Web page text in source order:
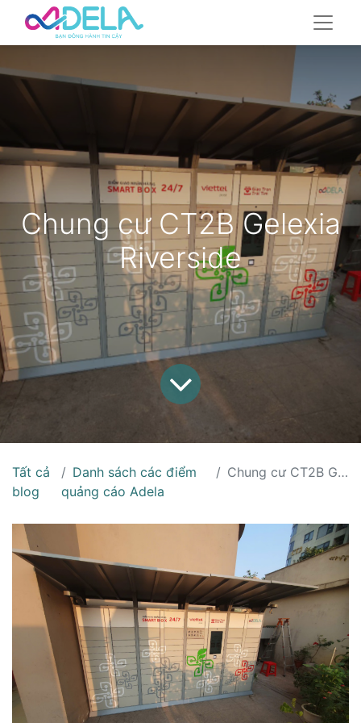
Chung cư CT2B Gelexia
Riverside
Tất cả
blog
Danh sách các điểm
quảng cáo Adela
Chung cư CT2B Gelexia Riverside